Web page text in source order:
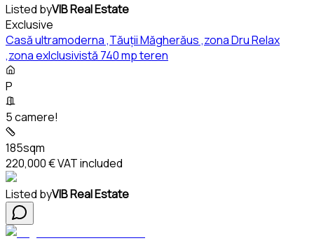
Listed byVIB Real Estate
Exclusive
Casă ultramoderna ,Tăuții Măgherăus ,zona Dru Relax
,zona exlclusivistă 740 mp teren
P
5 camere!
185sqm
220,000 €VAT included
Listed byVIB Real Estate